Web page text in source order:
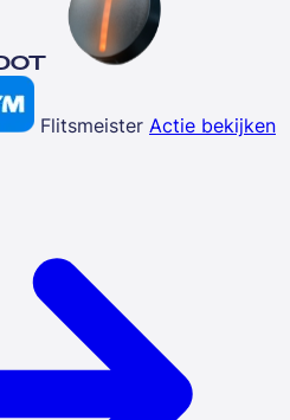
Flitsmeister Actie bekijken